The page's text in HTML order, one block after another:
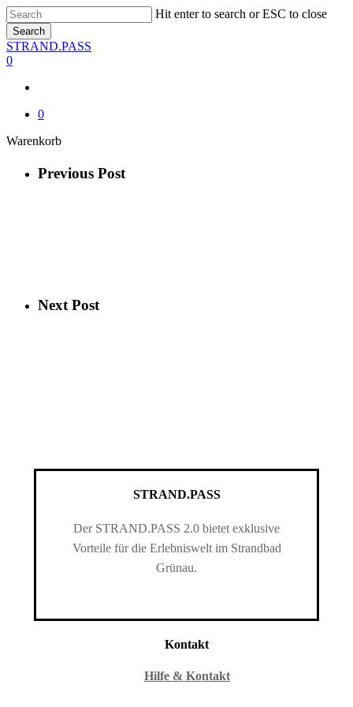
Skip
to
main
content
Hit enter to search or ESC to close
Search
Close
Search
STRAND.PASS
0
0
WarenkorbClose
Previous Post
Next Post
STRAND.PASS
Der STRAND.PASS 2.0 bietet exklusive
Vorteile für die Erlebniswelt im Strandbad
Grünau.
Kontakt
Hilfe & Kontakt